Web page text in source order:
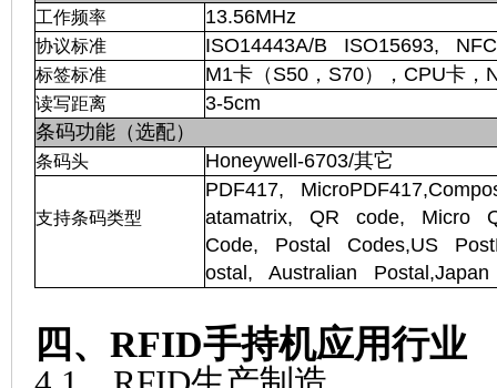
工作频率 13.56MHz
协议标准 ISO14443A/B ISO15693,
标签标准 M1卡（S50，S70），CPU卡，
读写距离
3-5cm
条码功能（选配）
条码头 Honeywell-6703/其它
支持条码类型
PDF417,
atamatrix, QR code, Micro
Code, Postal Codes,US
ostal, Australian
四、RFID手持机应用行业